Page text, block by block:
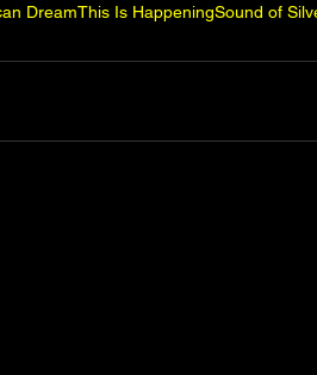
DreamThis Is HappeningSound of